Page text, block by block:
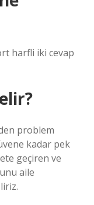
harfli iki cevap
problem
kadar pek
geçiren ve
aile